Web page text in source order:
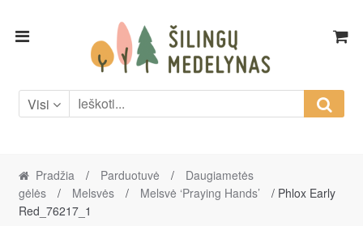
Skip
Skip
Visi
Pradžia / Parduotuvė /
Daugiametės
gėlės
/ Melsvės / Melsvė ‘Praying Hands’
/ Phlox Early
Red_76217_1